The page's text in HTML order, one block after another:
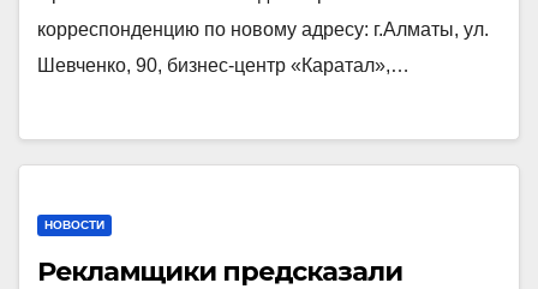
корреспонденцию по новому адресу: г.Алматы, ул.
Шевченко, 90, бизнес-центр «Каратал»,…
НОВОСТИ
Рекламщики предсказали